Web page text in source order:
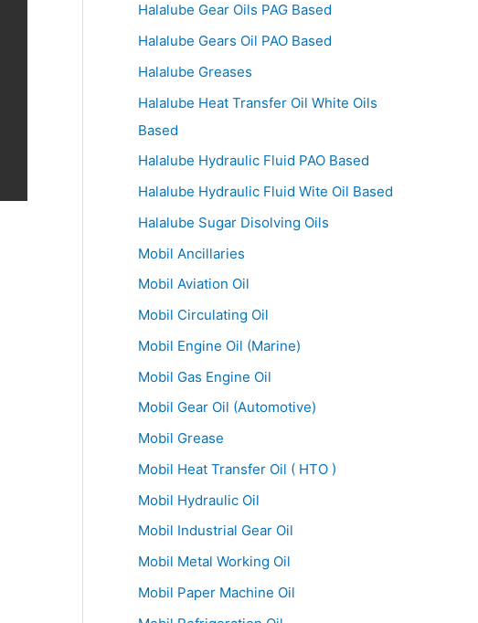
Halalube Gear Oils PAG Based
Halalube Gears Oil PAO Based
Halalube Greases
Halalube Heat Transfer Oil White Oils
Based
Halalube Hydraulic Fluid PAO Based
Halalube Hydraulic Fluid Wite Oil Based
Halalube Sugar Disolving Oils
Mobil Ancillaries
Mobil Aviation Oil
Mobil Circulating Oil
Mobil Engine Oil (Marine)
Mobil Gas Engine Oil
Mobil Gear Oil (Automotive)
Mobil Grease
Mobil Heat Transfer Oil ( HTO )
Mobil Hydraulic Oil
Mobil Industrial Gear Oil
Mobil Metal Working Oil
Mobil Paper Machine Oil